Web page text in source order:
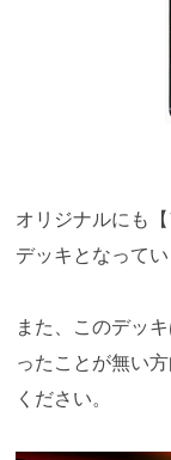
オリジナルにも
デッキとなって
また、このデッ
ったことが無い
ください。